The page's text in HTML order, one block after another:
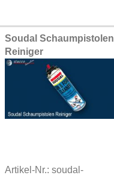
Soudal Schaumpistolen
Reiniger
Artikel-Nr.: soudal-